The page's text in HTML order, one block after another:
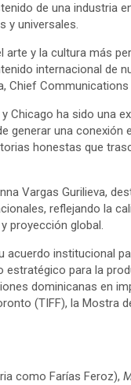
de una industria
y universales.
y la cultura más
internacional de
Chief
Chicago ha sido una
generar una conexión
honestas que
Vargas Gurilieva,
reflejando la
proyección global.
acuerdo institucional
para la
dominicanas en
(TIFF), la Mostra
como Farías Feroz),